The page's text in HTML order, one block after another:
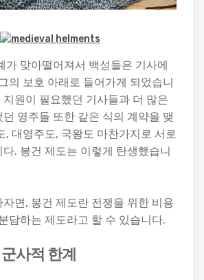
가 맞아떨어져서 백성들은 기사에
의 보호 아래로 들어가게 되었습니
지원이 필요했던 기사들과 더 많은
영주들 또한 같은 식의 계약을 맺
, 대영주도, 국왕도 마찬가지로 서로
. 봉건 제도는 이렇게 탄생했습니
면, 봉건 제도란 전쟁을 위한 비용
담하는 제도라고 할 수 있습니다.
사적 한계